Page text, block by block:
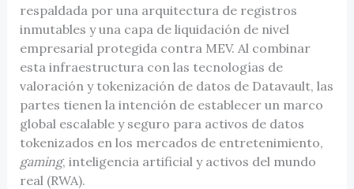
respaldada por una arquitectura de registros
inmutables y una capa de liquidación de nivel
empresarial protegida contra MEV. Al combinar
esta infraestructura con las tecnologías de
valoración y tokenización de datos de Datavault, las
partes tienen la intención de establecer un marco
global escalable y seguro para activos de datos
tokenizados en los mercados de entretenimiento,
gaming, inteligencia artificial y activos del mundo
real (RWA).